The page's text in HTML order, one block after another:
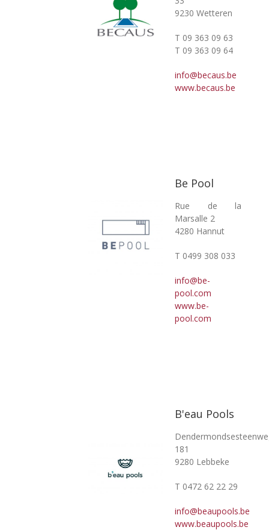
9230 Wetteren
T 09 363 09 63
T 09 363 09 64
info@becaus.be
www.becaus.be
Be Pool
Rue de la
Marsalle 2
4280 Hannut
T 0499 308 033
info@be-
pool.com
www.be-
pool.com
B'eau Pools
181
9280 Lebbeke
T 0472 62 22 29
info@beaupools.be
www.beaupools.be